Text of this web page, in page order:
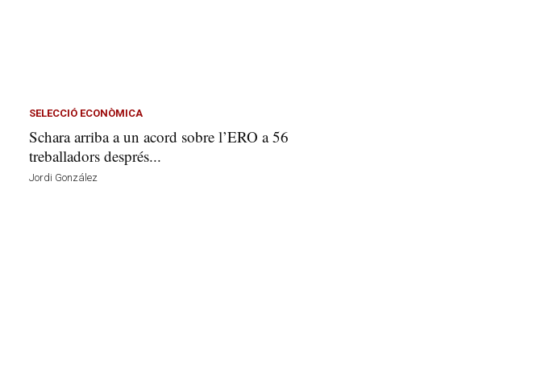
SELECCIÓ ECONÒMICA
Schara arriba a un acord sobre l’ERO a 56
treballadors després...
Jordi González